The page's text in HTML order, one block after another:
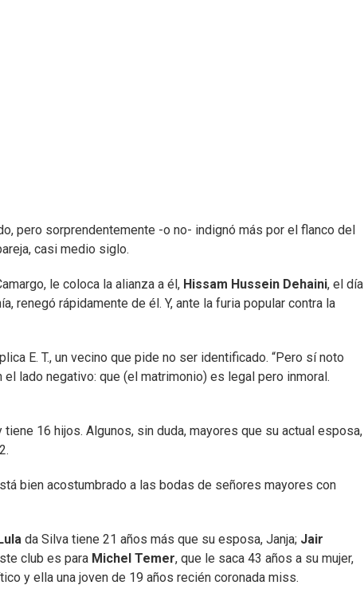
pero sorprendentemente -o no- indignó más por el flanco del
casi medio siglo.
le coloca la alianza a él, Hissam Hussein Dehaini, el día
renegó rápidamente de él. Y, ante la furia popular contra la
E. T., un vecino que pide no ser identificado. “Pero sí noto
lado negativo: que (el matrimonio) es legal pero inmoral.
16 hijos. Algunos, sin duda, mayores que su actual esposa,
bien acostumbrado a las bodas de señores mayores con
Lula da Silva tiene 21 años más que su esposa, Janja; Jair
club es para Michel Temer, que le saca 43 años a su mujer,
y ella una joven de 19 años recién coronada miss.